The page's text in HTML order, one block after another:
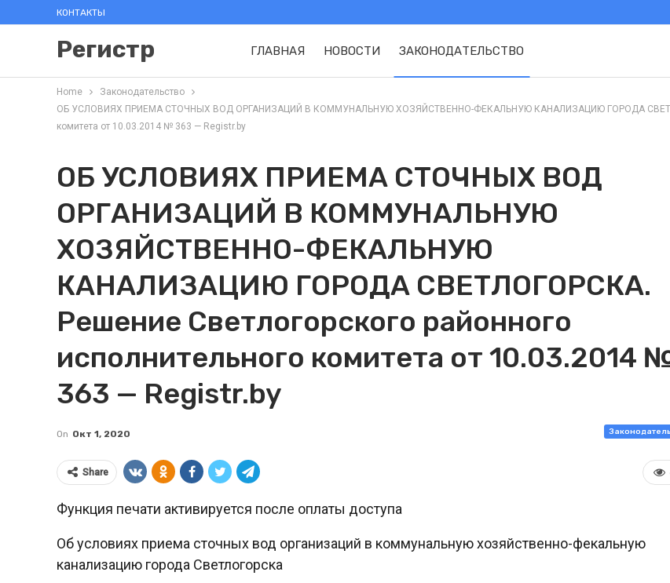
КОНТАКТЫ
Регистр ГЛАВНАЯ НОВОСТИ ЗАКОНОДАТЕЛЬСТВО
Home
Законодательство
ОБ УСЛОВИЯХ ПРИЕМА СТОЧНЫХ ВОД ОРГАНИЗАЦИЙ В КОММУНАЛЬНУЮ ХОЗЯЙСТВЕННО-ФЕКАЛЬНУЮ КАНАЛИЗАЦИЮ ГОРОДА
комитета от 10.03.2014 № 363 — Registr.by
ОБ УСЛОВИЯХ ПРИЕМА СТОЧНЫХ ВОД
ОРГАНИЗАЦИЙ В КОММУНАЛЬНУЮ
ХОЗЯЙСТВЕННО-ФЕКАЛЬНУЮ
КАНАЛИЗАЦИЮ ГОРОДА СВЕТЛОГОРСКА.
Решение Светлогорского районного
исполнительного комитета от 10.03.2014
363 — Registr.by
On Окт 1, 2020
Share
Функция печати активируется после оплаты доступа
Об условиях приема сточных вод организаций в коммунальную хозяйственно-фекальную
канализацию города Светлогорска